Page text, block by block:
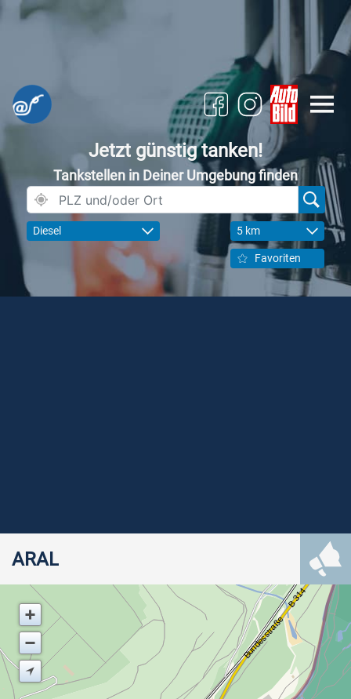
Jetzt günstig tanken!
Tankstellen in Deiner Umgebung finden
Diesel 5 km
Favoriten
ARAL
Bundesstraße
B 314